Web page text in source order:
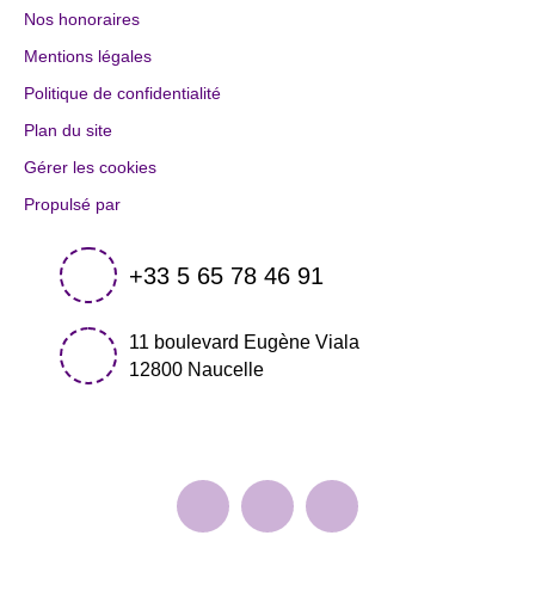
Nos honoraires
Mentions légales
Politique de confidentialité
Plan du site
Gérer les cookies
Propulsé par
+33 5 65 78 46 91
11 boulevard Eugène Viala
12800 Naucelle